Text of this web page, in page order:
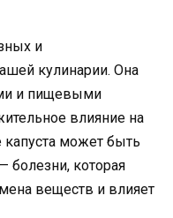
и
кулинарии. Она
и пищевыми
влияние на
может быть
болезни, которая
веществ и влияет